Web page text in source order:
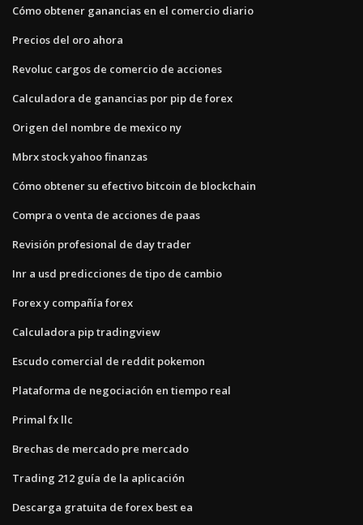
Cómo obtener ganancias en el comercio diario
Precios del oro ahora
Revoluc cargos de comercio de acciones
Calculadora de ganancias por pip de forex
Origen del nombre de mexico ny
Mbrx stock yahoo finanzas
Cómo obtener su efectivo bitcoin de blockchain
Compra o venta de acciones de paas
Revisión profesional de day trader
Inr a usd predicciones de tipo de cambio
Forex y compañía forex
Calculadora pip tradingview
Escudo comercial de reddit pokemon
Plataforma de negociación en tiempo real
Primal fx llc
Brechas de mercado pre mercado
Trading 212 guía de la aplicación
Descarga gratuita de forex best ea